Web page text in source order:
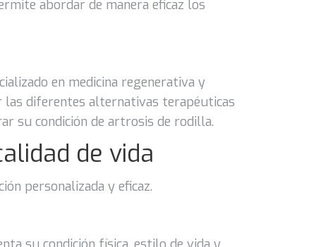
abordar de manera eficaz los
en medicina regenerativa y
las diferentes alternativas terapéuticas
su condición de artrosis de rodilla.
de vida
personalizada y eficaz.